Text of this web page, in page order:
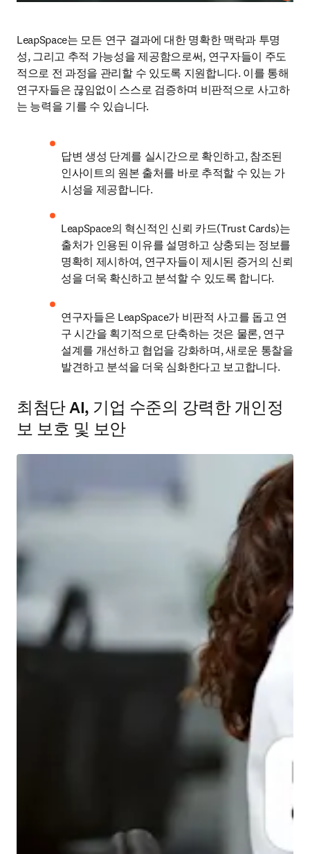
LeapSpace는 모든 연구 결과에 대한 명확한 맥락과 투명
성, 그리고 추적 가능성을 제공함으로써, 연구자들이 주도
적으로 전 과정을 관리할 수 있도록 지원합니다. 이를 통해
연구자들은 끊임없이 스스로 검증하며 비판적으로 사고하
는 능력을 기를 수 있습니다.
답변 생성 단계를 실시간으로 확인하고, 참조된
인사이트의 원본 출처를 바로 추적할 수 있는 가
시성을 제공합니다.
LeapSpace의 혁신적인 신뢰 카드(Trust Cards)는
출처가 인용된 이유를 설명하고 상충되는 정보를
명확히 제시하여, 연구자들이 제시된 증거의 신뢰
성을 더욱 확신하고 분석할 수 있도록 합니다.
연구자들은 LeapSpace가 비판적 사고를 돕고 연
구 시간을 획기적으로 단축하는 것은 물론, 연구
설계를 개선하고 협업을 강화하며, 새로운 통찰을
발견하고 분석을 더욱 심화한다고 보고합니다.
최첨단 AI, 기업 수준의 강력한 개인정
보 보호 및 보안